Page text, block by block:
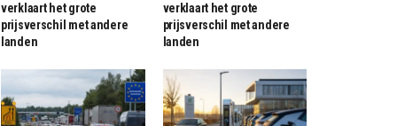
verklaart het grote
prijsverschil met andere
landen
verklaart het grote
prijsverschil met andere
landen